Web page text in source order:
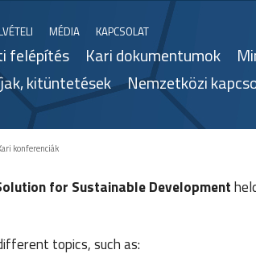
MÉDIA KAPCSOLAT
felépítés Kari dokumentumok
kitüntetések Nemzetközi
konferenciák
for Sustainable Development
topics, such as: